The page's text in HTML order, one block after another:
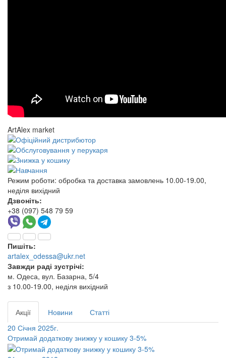
ArtAlex market
Режим роботи: обробка та доставка замовлень 10.00-19.00,
неділя вихідний
Дзвоніть:
+38 (097) 548 79 59
Пишіть:
artalex_odessa@ukr.net
Завжди раді зустрічі:
м. Одеса, вул. Базарна, 5/4
з 10.00-19.00, неділя вихідний
Акції Новини
Статті
20 Січня 2025г.
Отримай додаткову знижку у кошику 3-5%